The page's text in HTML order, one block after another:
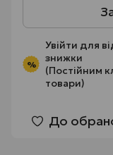
%
Увійти для
знижки
(Постійним
товари)
До